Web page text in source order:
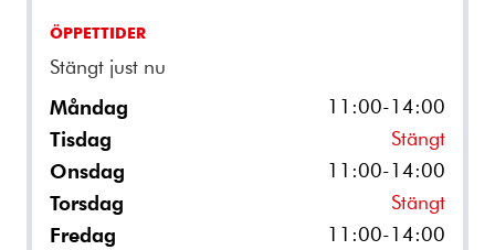
ÖPPETTIDER
Stängt just nu
Måndag 11:00-14:00
Tisdag Stängt
Onsdag 11:00-14:00
Torsdag Stängt
Fredag 11:00-14:00